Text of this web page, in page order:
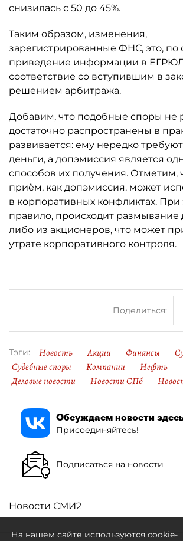
снизилась с 50 до 45%.
Таким образом, изменения,
зарегистрированные ФНС, это, по
приведение информации в
соответствие со вступившим в
решением арбитража.
Добавим, что подобные споры не
достаточно распространены в
развивается: ему нередко
деньги, а допэмиссия является
способов их получения. Отметим,
приём, как допэмиссия. может
в корпоративных конфликтах. При
правило, происходит размывание
либо из акционеров, что может
утрате корпоративного контроля.
Поделиться:
Тэги: Новость Акции Финансы
Судебные споры
Компании
Нефть
Деловые новости
Новости СПб
Обсуждаем новости
Присоединяйтесь!
Подписаться на новости
Новости СМИ2
На нашем сайте используются cookie-